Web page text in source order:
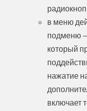
в меню
подменю —
который
нажатие
включает